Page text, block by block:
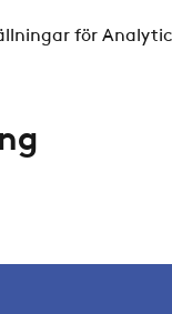
för